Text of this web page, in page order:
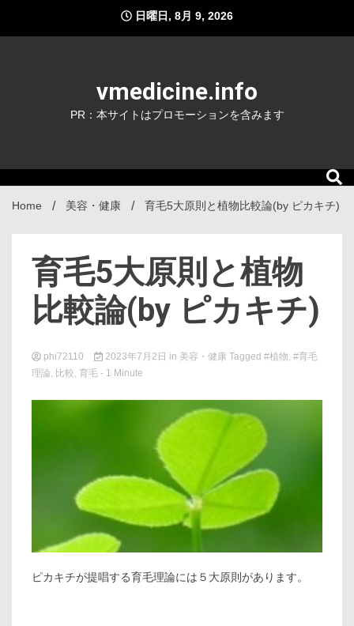
content
日曜日, 8月 9, 2026
vmedicine.info
PR：本サイトはプロモーションを含みます
Home 美容・健康 育毛5大原則と植物比較論(by ピカキチ)
育毛5大原則と植物
比較論(by ピカキチ)
phi72110 2023年7月2日 in 美容・健康 Tagged #植物, #育毛
理論, 比較, 育毛 - 1 Minute
ピカキチが提唱する育毛理論には５大原則があります。